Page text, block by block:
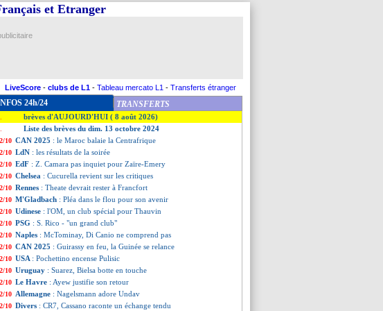
et Etranger
LiveScore - clubs de L1 - Tableau mercato L1 - Transferts étranger
24h/24 TRANSFERTS
brèves d'AUJOURD'HUI ( 8 août 2026)
Liste des brèves du dim. 13 octobre 2024
10 CAN 2025 : le Maroc balaie la Centrafrique
10 LdN : les résultats de la soirée
10 EdF : Z. Camara pas inquiet pour Zaïre-Emery
10 Chelsea : Cucurella revient sur les critiques
10 Rennes : Theate devrait rester à Francfort
10 M'Gladbach : Pléa dans le flou pour son avenir
10 Udinese : l'OM, un club spécial pour Thauvin
10 PSG : S. Rico - "un grand club"
10 Naples : McTominay, Di Canio ne comprend pas
10 CAN 2025 : Guirassy en feu, la Guinée se relance
10 USA : Pochettino encense Pulisic
10 Uruguay : Suarez, Bielsa botte en touche
10 Le Havre : Ayew justifie son retour
10 Allemagne : Nagelsmann adore Undav
10 Divers : CR7, Cassano raconte un échange tendu